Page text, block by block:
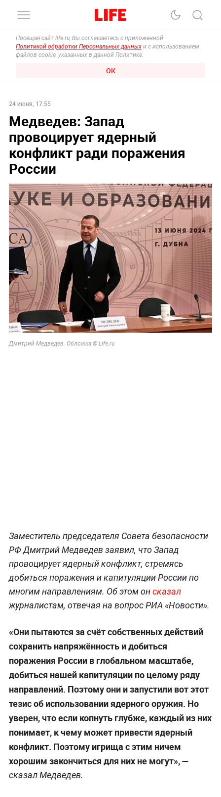
Посещая сайт life.ru, Вы соглашаетесь с приложенной
Политикой обработки Персональных данных и с использованием
файлов cookie, указанных в данной Политике.
ОК
24 июня, 17:55
Медведев: Запад
провоцирует ядерный
конфликт ради поражения
России
Дмитрий Медведев. Обложка © Life.ru
Заместитель председателя Совета безопасности
РФ Дмитрий Медведев заявил, что Запад
провоцирует ядерный конфликт, стремясь
добиться поражения и капитуляции России по
многим направлениям. Об этом онсказал
журналистам, отвечая на вопрос РИА «Новости».
«Они пытаются за счёт собственных действий
сохранить напряжённость и добиться
поражения России в глобальном масштабе,
добиться нашей капитуляции по целому ряду
направлений. Поэтому они и запустили вот этот
тезис об использовании ядерного оружия. Но
уверен, что если копнуть глубже, каждый из них
понимает, к чему может привести ядерный
конфликт. Поэтому игрища с этим ничем
хорошим закончиться для них не могут», —
сказал Медведев.